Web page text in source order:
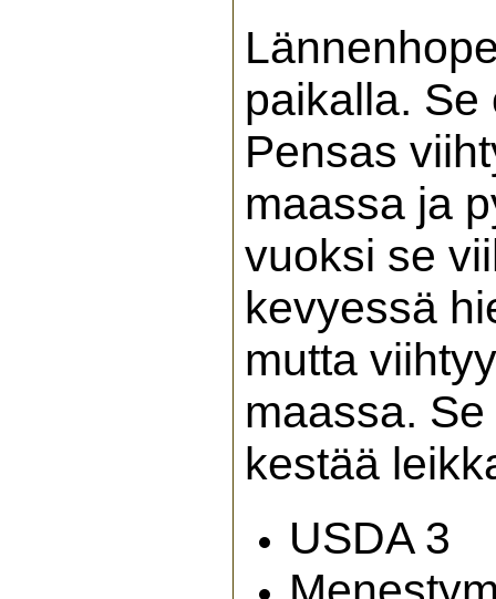
paikalla.
Pensas
maassa ja
vuoksi se
kevyessä
mutta
maassa.
kestää
USDA 3